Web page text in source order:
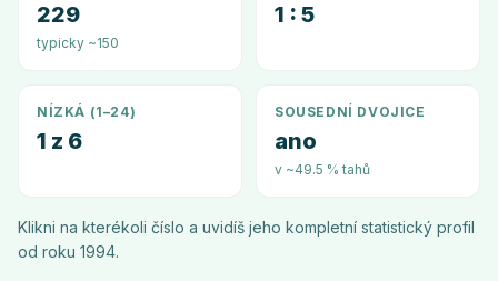
229
typicky ~150
1 : 5
NÍZKÁ (1–24)
1 z 6
SOUSEDNÍ DVOJICE
ano
v ~49.5 % tahů
Klikni na kterékoli číslo a uvidíš jeho kompletní statistický profil
od roku 1994.